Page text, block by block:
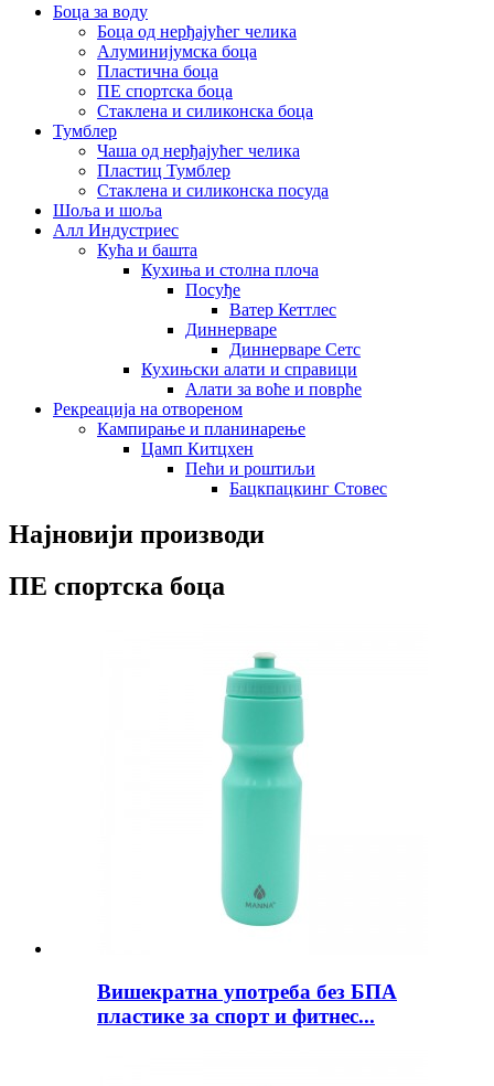
Боца за воду
Боца од нерђајућег челика
Алуминијумска боца
Пластична боца
ПЕ спортска боца
Стаклена и силиконска боца
Тумблер
Чаша од нерђајућег челика
Пластиц Тумблер
Стаклена и силиконска посуда
Шоља и шоља
Алл Индустриес
Кућа и башта
Кухиња и столна плоча
Посуђе
Ватер Кеттлес
Диннерваре
Диннерваре Сетс
Кухињски алати и справици
Алати за воће и поврће
Рекреација на отвореном
Кампирање и планинарење
Цамп Китцхен
Пећи и роштиљи
Бацкпацкинг Стовес
Најновији производи
ПЕ спортска боца
Вишекратна употреба без БПА
пластике за спорт и фитнес...